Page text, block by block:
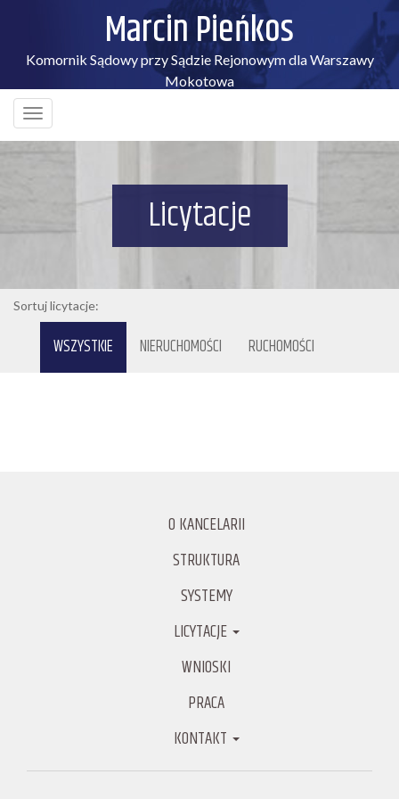
Marcin Pieńkos
Komornik Sądowy przy Sądzie Rejonowym dla Warszawy
Mokotowa
Licytacje
Sortuj licytacje:
WSZYSTKIE NIERUCHOMOŚCI RUCHOMOŚCI
O KANCELARII
STRUKTURA
SYSTEMY
LICYTACJE
WNIOSKI
PRACA
KONTAKT